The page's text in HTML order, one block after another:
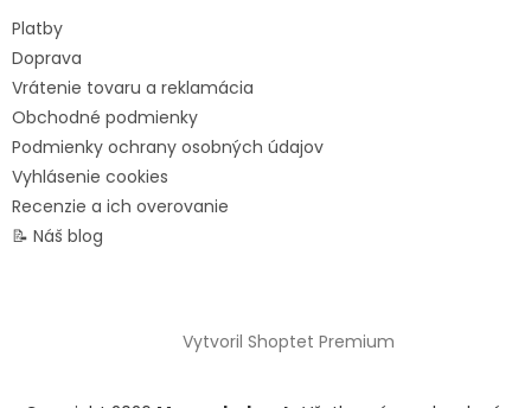
Platby
Doprava
Vrátenie tovaru a reklamácia
Obchodné podmienky
Podmienky ochrany osobných údajov
Vyhlásenie cookies
Recenzie a ich overovanie
📝 Náš blog
Vytvoril Shoptet Premium